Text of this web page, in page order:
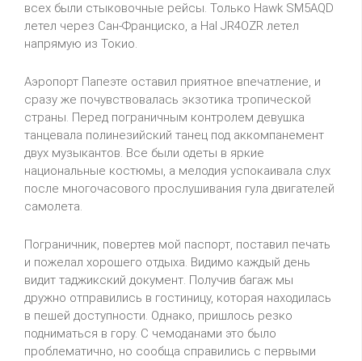
всех были стыковочные рейсы. Только Hawk SM5AQD
летел через Сан-Франциско, а Hal JR4OZR летел
напрямую из Токио.
Аэропорт Папеэте оставил приятное впечатление, и
сразу же почувствовалась экзотика тропической
страны. Перед пограничным контролем девушка
танцевала полинезийский танец под аккомпанемент
двух музыкантов. Все были одеты в яркие
национальные костюмы, а мелодия успокаивала слух
после многочасового прослушивания гула двигателей
самолета.
Пограничник, повертев мой паспорт, поставил печать
и пожелал хорошего отдыха. Видимо каждый день
видит таджикский документ. Получив багаж мы
дружно отправились в гостиницу, которая находилась
в пешей доступности. Однако, пришлось резко
подниматься в гору. С чемоданами это было
проблематично, но сообща справились с первыми